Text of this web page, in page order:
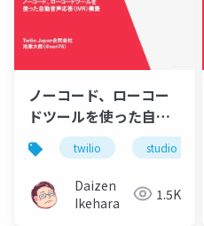
ノーコード、ローコー
ドツールを使った自動
音声応答（IVR）構築
twilio studio
Daizen
Ikehara
1.5K